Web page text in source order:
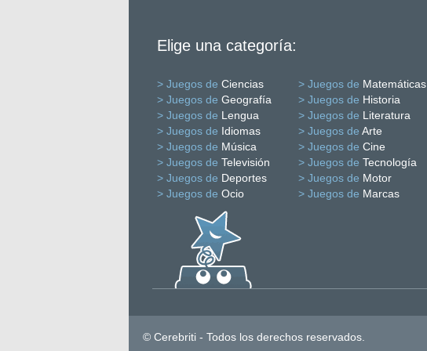
Elige una categoría:
> Juegos de Ciencias > Juegos de Matemáticas
> Juegos de Geografía > Juegos de Historia
> Juegos de Lengua > Juegos de Literatura
> Juegos de Idiomas > Juegos de Arte
> Juegos de Música > Juegos de Cine
> Juegos de Televisión > Juegos de Tecnología
> Juegos de Deportes > Juegos de Motor
> Juegos de Ocio > Juegos de Marcas
© Cerebriti - Todos los derechos reservados.